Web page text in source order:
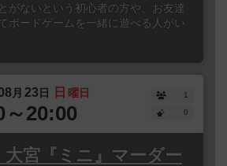
がないという初心者の方や、お友達
ボードゲームを一緒に遊べる人がい
月 23日 日 曜日
～20:00
1
0
大宮『ミニ』マーダー